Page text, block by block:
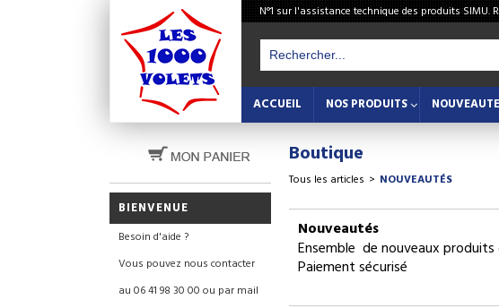
N°1 sur l'assistance technique des produits SIMU.
ACCUEIL
NOS PRODUITS
BIENVENUE
Besoin d'aide ?
Vous pouvez nous contacter
au 06 41 98 30 00 ou par mail
Boutique
Tous les articles > NOUVEAUTÉS
Nouveautés
Ensemble de nouveaux
Paiement sécurisé